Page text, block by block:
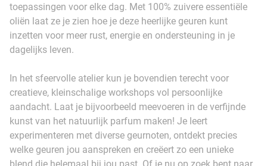
toepassingen voor elke dag. Met 100% zuivere essentiële
oliën laat ze je zien hoe je deze heerlijke geuren kunt
inzetten voor meer rust, energie en ondersteuning in je
dagelijks leven.
In het sfeervolle atelier kun je bovendien terecht voor
creatieve, kleinschalige workshops vol persoonlijke
aandacht. Laat je bijvoorbeeld meevoeren in de verfijnde
kunst van het natuurlijk parfum maken! Je leert
experimenteren met diverse geurnoten, ontdekt precies
welke geuren jou aanspreken en creëert zo een unieke